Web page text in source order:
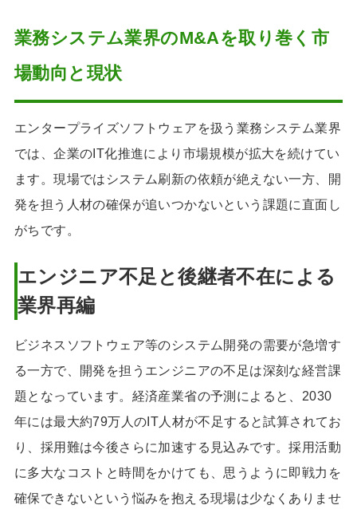
た会社売却事例
ナジー」を選んだ理由
譲渡後に訪れた変
化
みつきコンサルティングが業務シ
士グループならではの
高い信頼性と専門性
業務システム業界
深い知見
ポート体制
FAQ
業務システム業界に精通したM&A
仲介会社｜みつきコンサルティング
業務システム業界
業務システム業界のM&Aを取り巻く市
場動向と現状
エンタープライズソフトウェアを扱う業務システム業界
では、企業のIT化推進により市場規模が拡大を続けてい
ます。現場ではシステム刷新の依頼が絶えない一方、開
発を担う人材の確保が追いつかないという課題に直面し
がちです。
エンジニア不足と後継者不在による
業界再編
ビジネスソフトウェア等のシステム開発の需要が急増す
る一方で、開発を担うエンジニアの不足は深刻な経営課
題となっています。経済産業省の予測によると、2030
年には最大約79万人のIT人材が不足すると試算されてお
り、採用難は今後さらに加速する見込みです。採用活動
に多大なコストと時間をかけても、思うように即戦力を
確保できないという悩みを抱える現場は少なくありませ